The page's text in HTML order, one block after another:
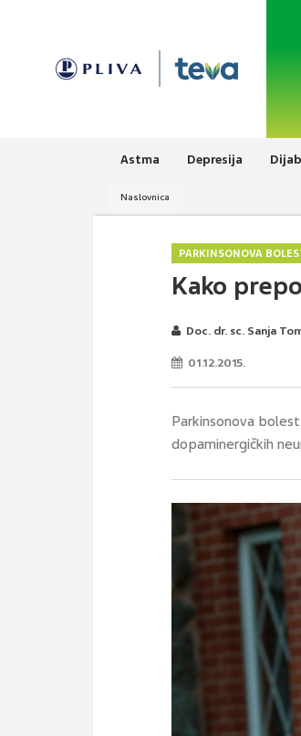
Astma Depresija
Naslovnica
PARKINSONOVA
Kako
Doc. dr. sc. Sanja
01.12.2015.
Parkinsonova
dopaminergičkih